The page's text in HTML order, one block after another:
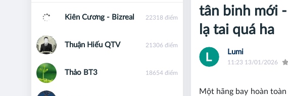
tân binh mới
lạ tai quá ha
Lumi
11:23 13/01/2026
Một hãng bay hoàn
Kiên Cương - Bizreal 22318 điểm
Thuận Hiếu QTV 21306 điểm
Thảo BT3 18654 điểm